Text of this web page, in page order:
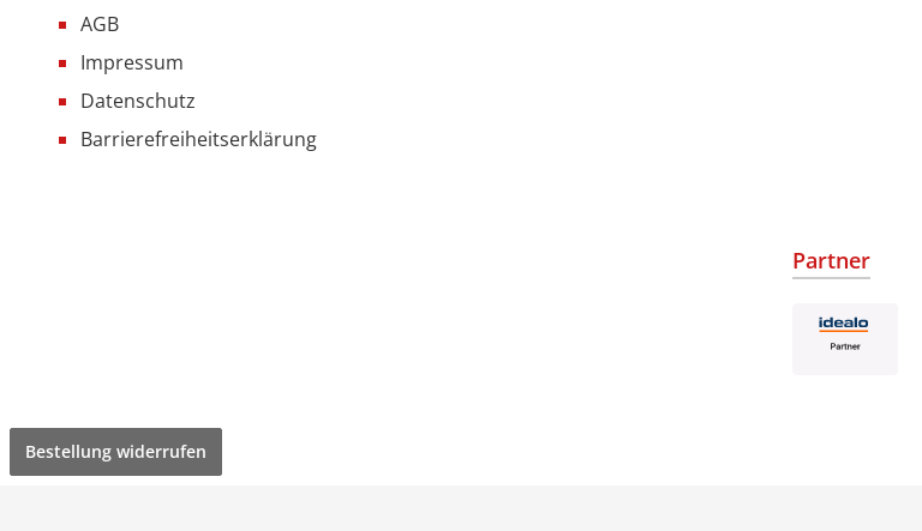
AGB
Impressum
Datenschutz
Barrierefreiheitserklärung
Partner
Bestellung widerrufen